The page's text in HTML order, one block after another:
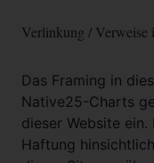
Verlinkung / Verweise
Das Framing in
Native25-Charts
dieser Website
Haftung